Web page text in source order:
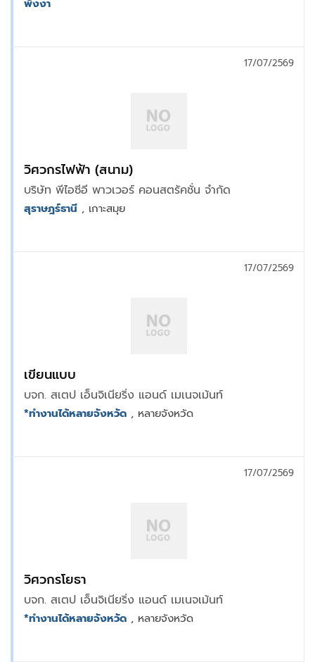
พังงา
วิศวกรไฟฟ้า (สนาม)
บริษัท พีไอซีอี พาวเวอร์ คอนสตรัคชั่น จำกัด
17/07/2569
สุราษฎร์ธานี , เกาะสมุย
เขียนแบบ
บจก. สเตป เอ็นจิเนียริ่ง แอนด์ เมเนจเม้นท์
17/07/2569
*ทำงานได้หลายจังหวัด , หลายจังหวัด
วิศวกรโยธา
บจก. สเตป เอ็นจิเนียริ่ง แอนด์ เมเนจเม้นท์
17/07/2569
*ทำงานได้หลายจังหวัด , หลายจังหวัด